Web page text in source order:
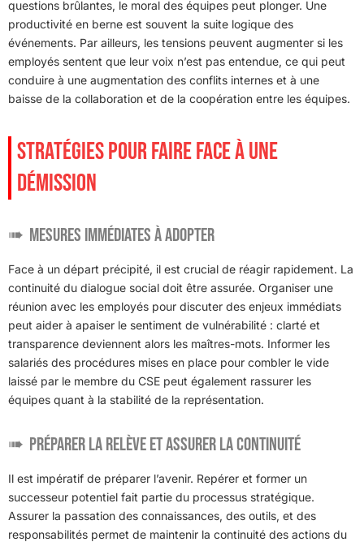
questions brûlantes, le moral des équipes peut plonger. Une
productivité en berne est souvent la suite logique des
événements. Par ailleurs, les tensions peuvent augmenter si les
employés sentent que leur voix n’est pas entendue, ce qui peut
conduire à une augmentation des conflits internes et à une
baisse de la collaboration et de la coopération entre les équipes.
STRATÉGIES POUR FAIRE FACE À UNE
DÉMISSION
Mesures immédiates à adopter
Face à un départ précipité, il est crucial de réagir rapidement. La
continuité du dialogue social doit être assurée. Organiser une
réunion avec les employés pour discuter des enjeux immédiats
peut aider à apaiser le sentiment de vulnérabilité : clarté et
transparence deviennent alors les maîtres-mots. Informer les
salariés des procédures mises en place pour combler le vide
laissé par le membre du CSE peut également rassurer les
équipes quant à la stabilité de la représentation.
Préparer la relève et assurer la continuité
Il est impératif de préparer l’avenir. Repérer et former un
successeur potentiel fait partie du processus stratégique.
Assurer la passation des connaissances, des outils, et des
responsabilités permet de maintenir la continuité des actions du